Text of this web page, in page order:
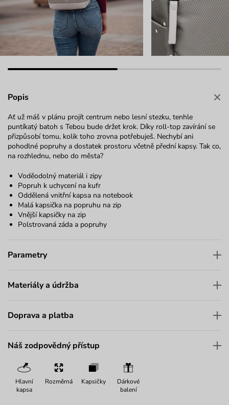
Popis
Ať už máš v plánu projít centrum nebo lesní stezku, tenhle
puntíkatý batoh s Tebou bude držet krok. Díky roll-top zavírání se
přizpůsobí tomu, kolik toho zrovna potřebuješ. Nechybí ani
pohodlné popruhy a dostatek prostoru včetně přední kapsy. Tak co,
na rozhlednu, nebo do města?
Voděodolný materiál i zipy
Popruh k uchycení na kufr
Oddělená vnitřní kapsa na notebook
Malá kapsička na popruhu na zip
Vnější kapsičky na zip
Polstrovaná záda a popruhy
Parametry
Materiály a údržba
Doprava a platba
Náš zodpovědný přístup
Hlavní
kapsa
Rozměrná Kapsičky
Dárkové
balení